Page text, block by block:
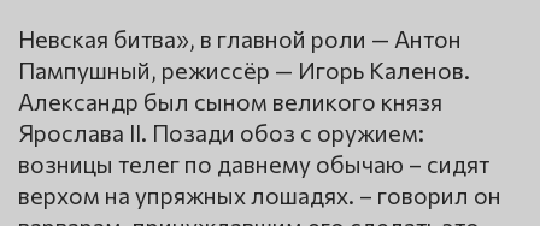
Невская битва», в главной роли — Антон
Пампушный, режиссёр — Игорь Каленов.
Александр был сыном великого князя
Ярослава II. Позади обоз с оружием:
возницы телег по давнему обычаю – сидят
верхом на упряжных лошадях. – говорил он